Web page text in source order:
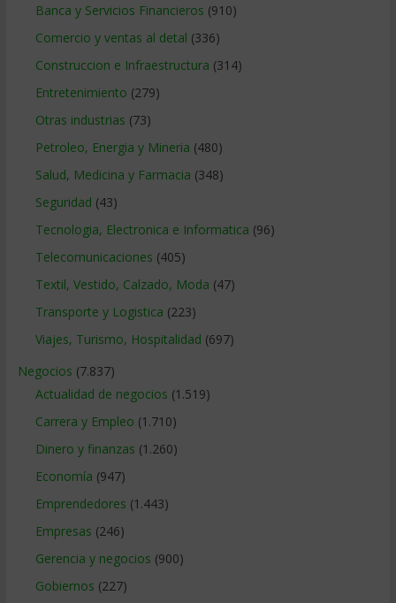
Banca y Servicios Financieros (910)
Comercio y ventas al detal (336)
Construccion e Infraestructura (314)
Entretenimiento (279)
Otras industrias (73)
Petroleo, Energia y Mineria (480)
Salud, Medicina y Farmacia (348)
Seguridad (43)
Tecnologia, Electronica e Informatica (96)
Telecomunicaciones (405)
Textil, Vestido, Calzado, Moda (47)
Transporte y Logistica (223)
Viajes, Turismo, Hospitalidad (697)
Negocios (7.837)
Actualidad de negocios (1.519)
Carrera y Empleo (1.710)
Dinero y finanzas (1.260)
Economía (947)
Emprendedores (1.443)
Empresas (246)
Gerencia y negocios (900)
Gobiernos (227)